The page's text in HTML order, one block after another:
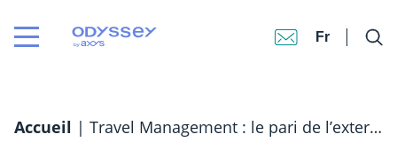
Fr
Accueil | Travel Management : le pari de l’externalisation séduit les ETI en quête de performance